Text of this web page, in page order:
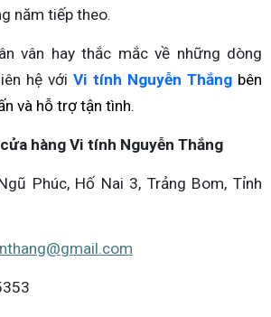
năm tiếp theo.
vân hay thắc mắc về những dòng
hệ với Vi tính Nguyễn Thắng bên
và hỗ trợ tận tình.
hàng Vi tính Nguyễn Thắng
Phúc, Hố Nai 3, Trảng Bom, Tỉnh